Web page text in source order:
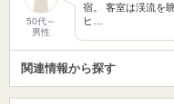
50代～
男性
宿。 客室は渓流を
ヒ…
関連情報から探す